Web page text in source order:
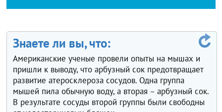
Знаете ли вы, что:
Американские ученые провели опыты на мышах и
пришли к выводу, что арбузный сок предотвращает
развитие атеросклероза сосудов. Одна группа
мышей пила обычную воду, а вторая – арбузный сок.
В результате сосуды второй группы были свободны